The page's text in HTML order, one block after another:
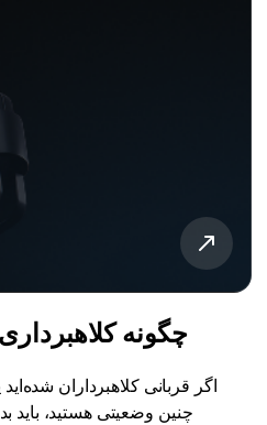
چگونه
اگر قربانی کلاهبرداران
چنین وضعیتی هستید، باید